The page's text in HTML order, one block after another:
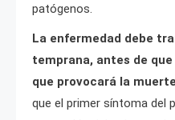
patógenos.
La enfermedad debe
temprana, antes de
que provocará la
que el primer síntoma del